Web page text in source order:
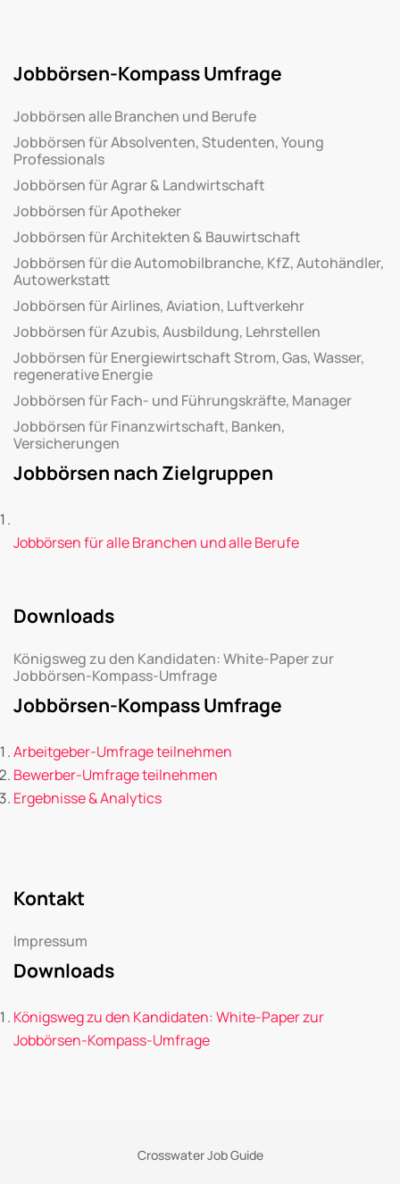
Jobbörsen-Kompass Umfrage
Jobbörsen alle Branchen und Berufe
Jobbörsen für Absolventen, Studenten, Young
Professionals
Jobbörsen für Agrar & Landwirtschaft
Jobbörsen für Apotheker
Jobbörsen für Architekten & Bauwirtschaft
Jobbörsen für die Automobilbranche, KfZ, Autohändler,
Autowerkstatt
Jobbörsen für Airlines, Aviation, Luftverkehr
Jobbörsen für Azubis, Ausbildung, Lehrstellen
Jobbörsen für Energiewirtschaft Strom, Gas, Wasser,
regenerative Energie
Jobbörsen für Fach- und Führungskräfte, Manager
Jobbörsen für Finanzwirtschaft, Banken,
Versicherungen
Jobbörsen nach Zielgruppen
Jobbörsen für alle Branchen und alle Berufe
Downloads
Königsweg zu den Kandidaten: White-Paper zur
Jobbörsen-Kompass-Umfrage
Jobbörsen-Kompass Umfrage
Arbeitgeber-Umfrage teilnehmen
Bewerber-Umfrage teilnehmen
Ergebnisse & Analytics
Kontakt
Impressum
Downloads
Königsweg zu den Kandidaten: White-Paper zur
Jobbörsen-Kompass-Umfrage
Crosswater Job Guide